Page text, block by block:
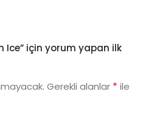
Ice” için yorum yapan ilk
Gerekli alanlar * ile